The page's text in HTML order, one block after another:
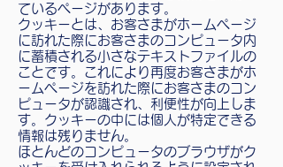
ているページがあります。
クッキーとは、お客さまがホームページ
に訪れた際にお客さまのコンピュータ内
に蓄積される小さなテキストファイルの
ことです。これにより再度お客さまがホ
ームページを訪れた際にお客さまのコン
ピュータが認識され、利便性が向上しま
す。クッキーの中には個人が特定できる
情報は残りません。
ほとんどのコンピュータのブラウザがク